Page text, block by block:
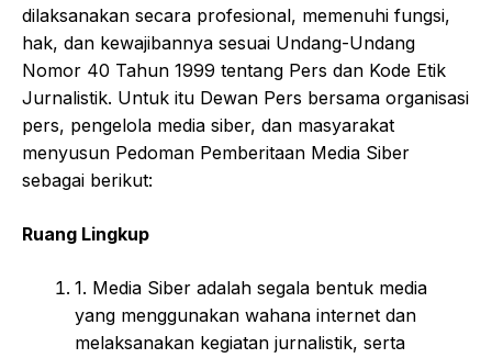
dilaksanakan secara profesional, memenuhi fungsi,
hak, dan kewajibannya sesuai Undang-Undang
Nomor 40 Tahun 1999 tentang Pers dan Kode Etik
Jurnalistik. Untuk itu Dewan Pers bersama organisasi
pers, pengelola media siber, dan masyarakat
menyusun Pedoman Pemberitaan Media Siber
sebagai berikut:
Ruang Lingkup
1. Media Siber adalah segala bentuk media
yang menggunakan wahana internet dan
melaksanakan kegiatan jurnalistik, serta